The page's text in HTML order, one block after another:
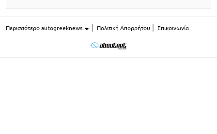
Περισσότερο autogreeknews Πολιτική Απορρήτου Επικοινωνία